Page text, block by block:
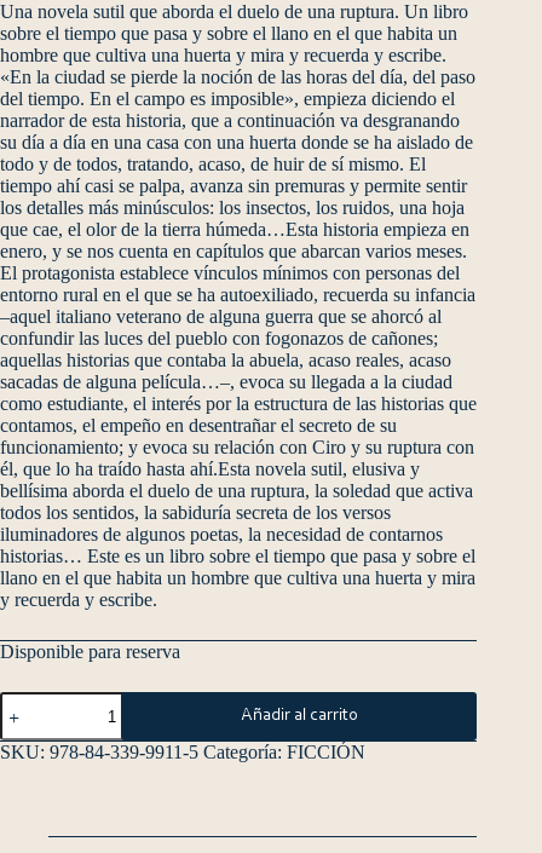
Una novela sutil que aborda el duelo de una ruptura. Un libro
sobre el tiempo que pasa y sobre el llano en el que habita un
hombre que cultiva una huerta y mira y recuerda y escribe.
«En la ciudad se pierde la noción de las horas del día, del paso
del tiempo. En el campo es imposible», empieza diciendo el
narrador de esta historia, que a continuación va desgranando
su día a día en una casa con una huerta donde se ha aislado de
todo y de todos, tratando, acaso, de huir de sí mismo. El
tiempo ahí casi se palpa, avanza sin premuras y permite sentir
los detalles más minúsculos: los insectos, los ruidos, una hoja
que cae, el olor de la tierra húmeda…Esta historia empieza en
enero, y se nos cuenta en capítulos que abarcan varios meses.
El protagonista establece vínculos mínimos con personas del
entorno rural en el que se ha autoexiliado, recuerda su infancia
–aquel italiano veterano de alguna guerra que se ahorcó al
confundir las luces del pueblo con fogonazos de cañones;
aquellas historias que contaba la abuela, acaso reales, acaso
sacadas de alguna película…–, evoca su llegada a la ciudad
como estudiante, el interés por la estructura de las historias que
contamos, el empeño en desentrañar el secreto de su
funcionamiento; y evoca su relación con Ciro y su ruptura con
él, que lo ha traído hasta ahí.Esta novela sutil, elusiva y
bellísima aborda el duelo de una ruptura, la soledad que activa
todos los sentidos, la sabiduría secreta de los versos
iluminadores de algunos poetas, la necesidad de contarnos
historias… Este es un libro sobre el tiempo que pasa y sobre el
llano en el que habita un hombre que cultiva una huerta y mira
y recuerda y escribe.
Disponible para reserva
Añadir al carrito
SKU: 978-84-339-9911-5 Categoría: FICCIÓN